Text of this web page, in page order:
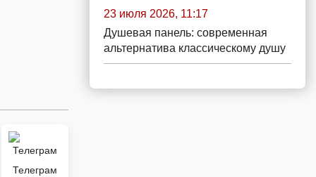
Телеграм
23 июля 2026, 11:17
Душевая панель: современная
альтернатива классическому душу